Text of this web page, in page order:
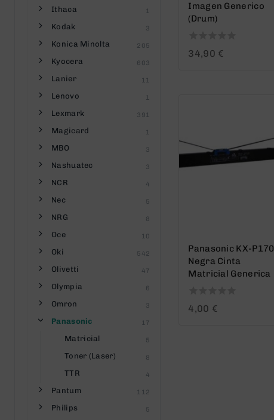
Imagen Generico
(Drum)
0
34,90 €
Panasonic KX-P170
Negra Cinta
Matricial Generica
0
4,00 €
Ithaca 1
Kodak 3
Konica Minolta 205
Kyocera 603
Lanier 11
Lenovo 1
Lexmark 391
Magicard 1
MBO 3
Nashuatec 3
NCR 4
Nec 5
NRG 8
Oce 10
Oki 542
Olivetti 47
Olympia 6
Omron 3
Panasonic 17
Matricial 5
Toner (Laser) 8
TTR 4
Pantum 112
Philips 5